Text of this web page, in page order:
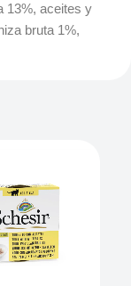
13%, aceites y
bruta 1%,